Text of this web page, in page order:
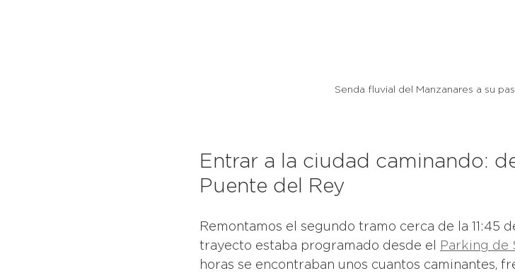
Senda fluvial del Manzanares a su
Entrar a la ciudad caminando:
Puente del Rey
Remontamos el segundo tramo cerca de la 11:45
trayecto estaba programado desde el
Parking de
horas se encontraban unos cuantos caminantes,